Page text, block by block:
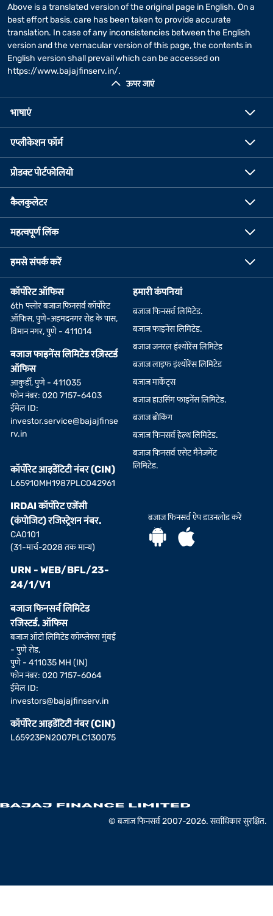
ऊपर जाएं
Above is a translated version of the original page in English. On a
best effort basis, care has been taken to provide accurate
translation. In case of any inconsistencies between the English
version and the vernacular version of this page, the contents in
English version shall prevail which can be accessed on
https://www.bajajfinserv.in/.
भाषाएं
एप्लीकेशन फॉर्म
प्रोडक्ट पोर्टफोलियो
कैलकुलेटर
महत्वपूर्ण लिंक
हमसे संपर्क करें
कॉर्पोरेट ऑफिस
6th फ्लोर बजाज फिनसर्व कॉर्पोरेट
ऑफिस, पुणे-अहमदनगर रोड के पास,
विमान नगर, पुणे - 411014
बजाज फाइनेंस लिमिटेड रज़िस्टर्ड
ऑफिस
आकुर्डी, पुणे - 411035
फोन नंबर: 020 7157-6403
ईमेल ID:
investor.service@bajajfinse
rv.in
कॉर्पोरेट आइडेंटिटी नंबर (CIN)
L65910MH1987PLC042961
IRDAI कॉर्पोरेट एजेंसी
(कंपोजिट) रजिस्ट्रेशन नंबर.
CA0101
(31-मार्च-2028 तक मान्य)
URN - WEB/BFL/23-
24/1/V1
बजाज फिनसर्व लिमिटेड
रजिस्टर्ड. ऑफिस
बजाज ऑटो लिमिटेड कॉम्प्लेक्स मुंबई
- पुणे रोड,
पुणे - 411035 MH (IN)
फोन नंबर: 020 7157-6064
ईमेल ID:
investors@bajajfinserv.in
कॉर्पोरेट आइडेंटिटी नंबर (CIN)
L65923PN2007PLC130075
हमारी कंपनियां
बजाज फिनसर्व लिमिटेड.
बजाज फाइनेंस लिमिटेड.
बजाज जनरल इंश्योरेंस लिमिटेड
बजाज लाइफ इंश्योरेंस लिमिटेड
बजाज मार्केट्स
बजाज हाउसिंग फाइनेंस लिमिटेड.
बजाज ब्रोकिंग
बजाज फिनसर्व हेल्थ लिमिटेड.
बजाज फिनसर्व एसेट मैनेजमेंट
लिमिटेड.
बजाज फिनसर्व ऐप डाउनलोड करें
© बजाज फिनसर्व 2007-2026. सर्वाधिकार सुरक्षित.